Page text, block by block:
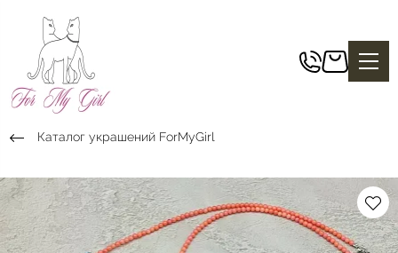
Каталог украшений ForMyGirl